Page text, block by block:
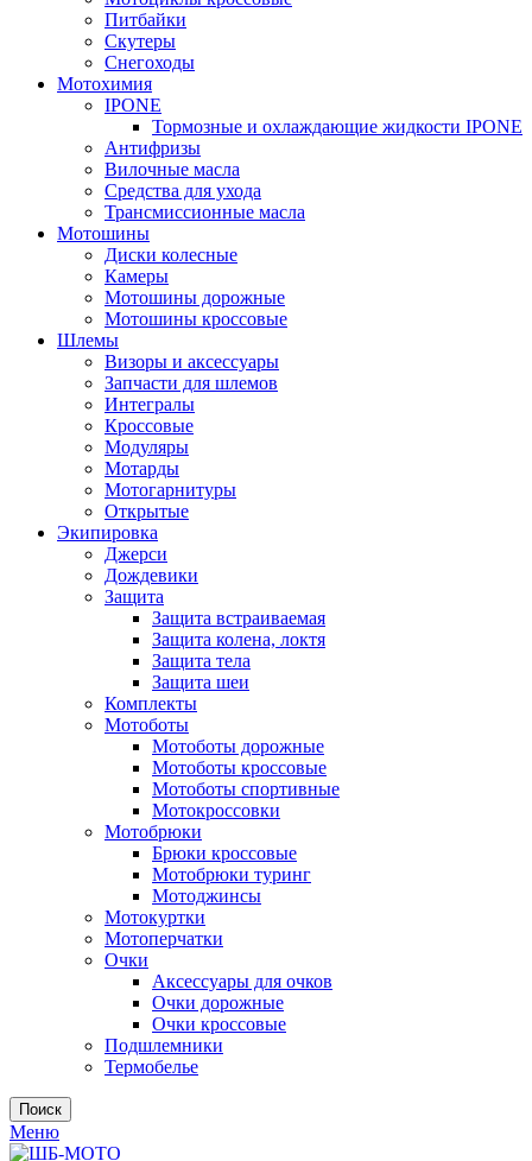
Питбайки
Скутеры
Снегоходы
Мотохимия
IPONE
Тормозные и охлаждающие жидкости IPONE
Антифризы
Вилочные масла
Средства для ухода
Трансмиссионные масла
Мотошины
Диски колесные
Камеры
Мотошины дорожные
Мотошины кроссовые
Шлемы
Визоры и аксессуары
Запчасти для шлемов
Интегралы
Кроссовые
Модуляры
Мотарды
Мотогарнитуры
Открытые
Экипировка
Джерси
Дождевики
Защита
Защита встраиваемая
Защита колена, локтя
Защита тела
Защита шеи
Комплекты
Мотоботы
Мотоботы дорожные
Мотоботы кроссовые
Мотоботы спортивные
Мотокроссовки
Мотобрюки
Брюки кроссовые
Мотобрюки туринг
Мотоджинсы
Мотокуртки
Мотоперчатки
Очки
Аксессуары для очков
Очки дорожные
Очки кроссовые
Подшлемники
Термобелье
Поиск
Меню